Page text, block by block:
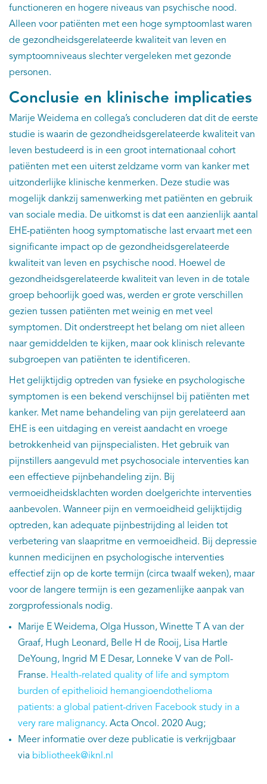
functioneren en hogere niveaus van psychische nood.
Alleen voor patiënten met een hoge symptoomlast waren
de gezondheidsgerelateerde kwaliteit van leven en
symptoomniveaus slechter vergeleken met gezonde
personen.
Conclusie en klinische implicaties
Marije Weidema en collega’s concluderen dat dit de eerste
studie is waarin de gezondheidsgerelateerde kwaliteit van
leven bestudeerd is in een groot internationaal cohort
patiënten met een uiterst zeldzame vorm van kanker met
uitzonderlijke klinische kenmerken. Deze studie was
mogelijk dankzij samenwerking met patiënten en gebruik
van sociale media. De uitkomst is dat een aanzienlijk aantal
EHE-patiënten hoog symptomatische last ervaart met een
significante impact op de gezondheidsgerelateerde
kwaliteit van leven en psychische nood. Hoewel de
gezondheidsgerelateerde kwaliteit van leven in de totale
groep behoorlijk goed was, werden er grote verschillen
gezien tussen patiënten met weinig en met veel
symptomen. Dit onderstreept het belang om niet alleen
naar gemiddelden te kijken, maar ook klinisch relevante
subgroepen van patiënten te identificeren.
Het gelijktijdig optreden van fysieke en psychologische
symptomen is een bekend verschijnsel bij patiënten met
kanker. Met name behandeling van pijn gerelateerd aan
EHE is een uitdaging en vereist aandacht en vroege
betrokkenheid van pijnspecialisten. Het gebruik van
pijnstillers aangevuld met psychosociale interventies kan
een effectieve pijnbehandeling zijn. Bij
vermoeidheidsklachten worden doelgerichte interventies
aanbevolen. Wanneer pijn en vermoeidheid gelijktijdig
optreden, kan adequate pijnbestrijding al leiden tot
verbetering van slaapritme en vermoeidheid. Bij depressie
kunnen medicijnen en psychologische interventies
effectief zijn op de korte termijn (circa twaalf weken), maar
voor de langere termijn is een gezamenlijke aanpak van
zorgprofessionals nodig.
Marije E Weidema, Olga Husson, Winette T A van der
Graaf, Hugh Leonard, Belle H de Rooij, Lisa Hartle
DeYoung, Ingrid M E Desar, Lonneke V van de Poll-
Franse. Health-related quality of life and symptom
burden of epithelioid hemangioendothelioma
patients: a global patient-driven Facebook study in a
very rare malignancy. Acta Oncol. 2020 Aug;
Meer informatie over deze publicatie is verkrijgbaar
via bibliotheek@iknl.nl